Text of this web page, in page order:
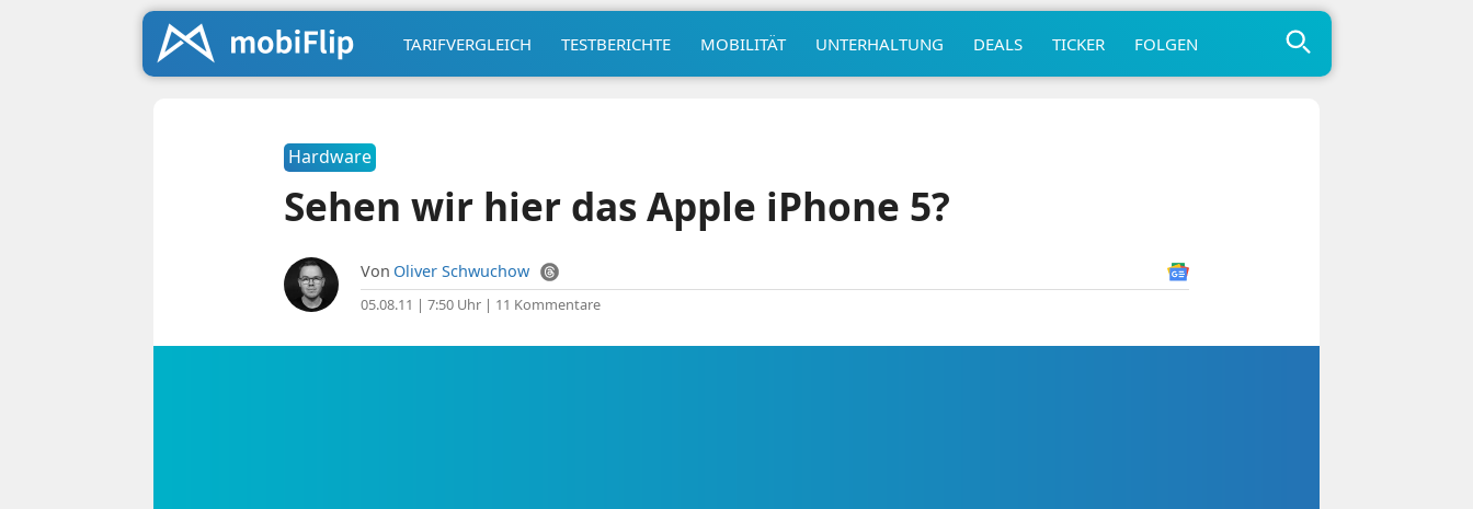
TARIFVERGLEICH TESTBERICHTE MOBILITÄT UNTERHALTUNG DEALS TICKER FOLGEN
Hardware
Sehen wir hier das Apple iPhone 5?
Von Oliver Schwuchow
05.08.11 | 7:50 Uhr| 11 Kommentare